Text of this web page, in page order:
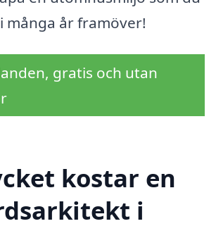
många år framöver!
gratis och utan
kostar en
i